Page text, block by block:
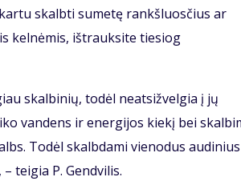
skalbti sumetę rankšluosčius ar
kelnėmis, ištrauksite tiesiog
skalbinių, todėl neatsižvelgia į jų
vandens ir energijos kiekį bei
Todėl skalbdami vienodus audinius
teigia P. Gendvilis.